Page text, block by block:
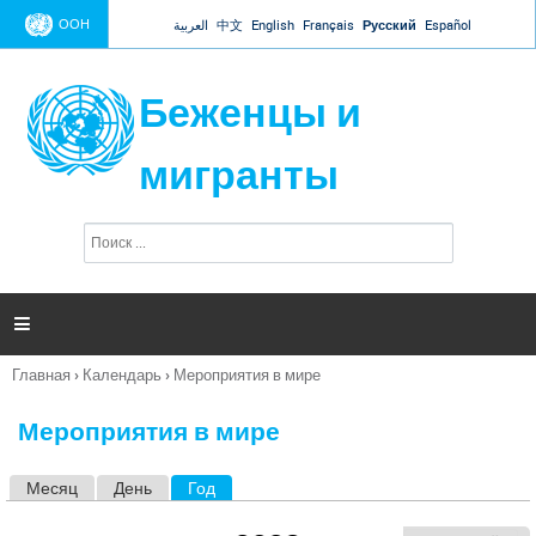
Jump to navigation
ООН العربية 中文 English Français Русский Español
Беженцы и
мигранты
п
и

Вы
Главная › Календарь › Мероприятия в мире
Мероприятия в мире
Месяц День Год